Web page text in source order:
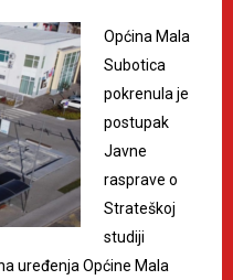
Općina Mala
Subotica
pokrenula je
postupak
Javne
rasprave o
Strateškoj
studiji
uređenja Općine Mala